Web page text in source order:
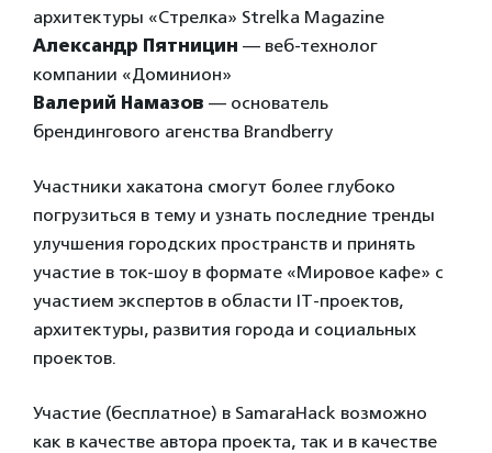
архитектуры «Стрелка» Strelka Magazine
Александр Пятницин — веб-технолог
компании «Доминион»
Валерий Намазов — основатель
брендингового агенства Brandberry
Участники хакатона смогут более глубоко
погрузиться в тему и узнать последние тренды
улучшения городских пространств и принять
участие в ток-шоу в формате «Мировое кафе» с
участием экспертов в области IT-проектов,
архитектуры, развития города и социальных
проектов.
Участие (бесплатное) в SamaraHack возможно
как в качестве автора проекта, так и в качестве